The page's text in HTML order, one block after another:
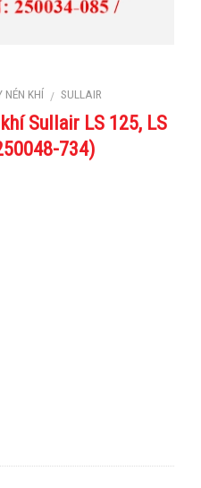
NÉN KHÍ / SULLAIR
Sullair LS 125, LS
734)